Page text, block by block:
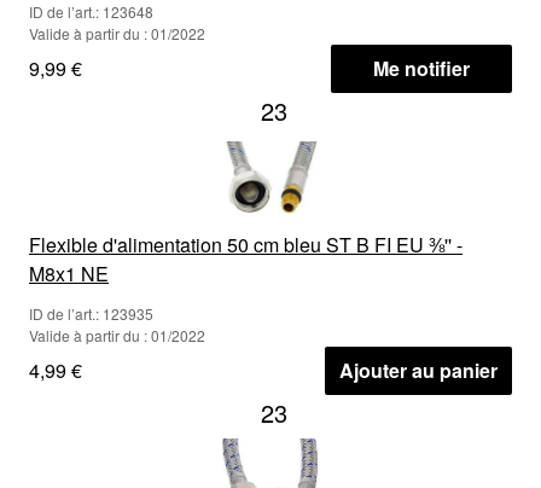
ID de l’art.: 123648
Valide à partir du : 01/2022
9,99 € Me notifier
23
Flexible d'alimentation 50 cm bleu ST B FI EU ⅜'' -
M8x1 NE
ID de l’art.: 123935
Valide à partir du : 01/2022
4,99 € Ajouter au panier
23